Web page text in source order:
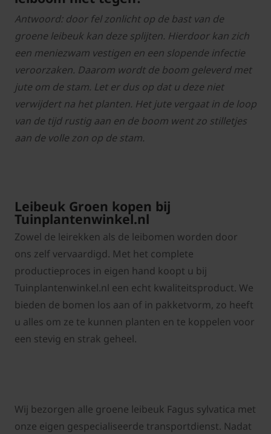
Antwoord: door fel zonlicht op de bast van de
groene leibeuk kan deze splijten. Hierdoor kan zich
een meniezwam vestigen en een slopende infectie
veroorzaken. Daarom wordt de boom geleverd met
jute om de stam. Let er dus op dat u deze niet
verwijdert na het planten. Het jute vergaat in de loop
van de tijd rustig aan en de boom went zo stilletjes
aan de volle zon op de stam.
Leibeuk Groen kopen bij
Tuinplantenwinkel.nl
Zowel de leirekken als de leibomen worden door
ons zelf vervaardigd. Met het complete
productieproces in eigen hand koopt u bij
Tuinplantenwinkel.nl een echt kwaliteitsproduct. We
bieden de bomen los aan of in pakketvorm, zo heeft
u alles om ze te kunnen planten en te koppelen voor
een stevig en strak geheel.
Wij bezorgen alle groene leibeuk Fagus sylvatica met
onze eigen gespecialiseerde transportdienst. Nadat